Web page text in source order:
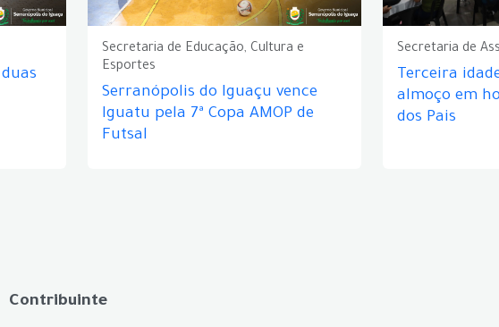
Secretaria de Educação, Cultura e
Esportes
Serranópolis do Iguaçu vence
Iguatu pela 7ª Copa AMOP de
Futsal
Secretaria de
Terceira
almoço em
dos Pais
Contribuinte